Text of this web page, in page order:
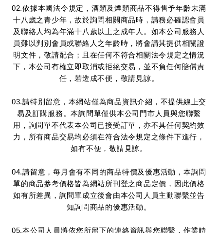
02.依據本國法令規定，酒類及煙類商品不得售予年齡未滿
十八歲之青少年，故於詢問相關商品時，請務必確認會員
及聯絡人均為年滿十八歲以上之成年人。如本公司服務人
員難以判別會員或聯絡人之年齡時，將會請其提供相關證
明文件，敬請配合；且在任何不符合相關法令規定之情況
下，本公司有權立即取消或拒絕交易，並不負任何賠償責
任，若造成不便，敬請見諒。
03.請特別留意，本網站僅為商品資訊介紹，不提供線上交
易及訂購服務。本詢問單僅供本公司門市人員與您聯繫
用，詢問單不代表本公司已接受訂單，亦不具任何契約效
力，所有商品交易均必須在符合法令規定之條件下進行，
如有不便，敬請見諒。
04.請留意，每月會有不同的商品特價及優惠活動，本詢問
單的商品參考價格皆為網站所刊登之商品定價，因此價格
如有所差異，詢問單成立後會由本公司人員主動聯繫並告
知詢問商品的優惠活動。
05.本公司人員將依您所留下的連絡資訊與您聯繫，作業時